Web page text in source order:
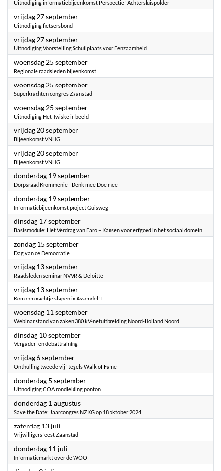
Uitnodiging informatiebijeenkomst Perspectief Achtersluispolder
vrijdag 27 september2024
Uitnodiging fietsersbond
vrijdag 27 september2024
Uitnodiging Voorstelling Schuilplaats voor Eenzaamheid
woensdag 25 september2024
Regionale raadsleden bijeenkomst
woensdag 25 september2024
Superkrachten congres Zaanstad
woensdag 25 september2024
Uitnodiging Het Twiske in beeld
vrijdag 20 september2024
Bijeenkomst VNHG
vrijdag 20 september2024
Bijeenkomst VNHG
donderdag 19 september2024
Dorpsraad Krommenie - Denk mee Doe mee
donderdag 19 september2024
Informatiebijeenkomst project Guisweg
dinsdag 17 september2024
Basismodule: Het Verdrag van Faro – Kansen voor erfgoed in het sociaal domein
zondag 15 september2024
Dag van de Democratie
vrijdag 13 september2024
Raadsleden seminar NVVR & Deloitte
vrijdag 13 september2024
Kom een nachtje slapen in Assendelft
woensdag 11 september2024
Webinar stand van zaken 380 kV-netuitbreiding Noord-Holland Noord
dinsdag 10 september2024
Vergader- en debattraining
vrijdag 6 september2024
Onthulling tweede vijf tegels Walk of Fame
donderdag 5 september2024
Uitnodiging COA rondleiding ponton
donderdag 1 augustus2024
Save the Date: Jaarcongres NZKG op 18 oktober 2024
zaterdag 13 juli
Vrijwilligersfeest Zaanstad
donderdag 11 juli
Informatiemarkt over de WOO